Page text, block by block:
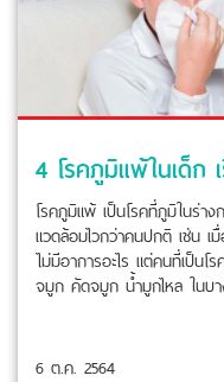
4 โรคภูมิแพ้ในเด็ก
โรคภูมิแพ้ เป็นโรคที่ภูมิในร่า
แวดล้อมไวกว่าคนปกติ เช่น
ไม่มีอาการอะไร แต่คนที่เป็น
จมูก คัดจมูก น้ำมูกไหล ในบ
6 ต.ค. 2564